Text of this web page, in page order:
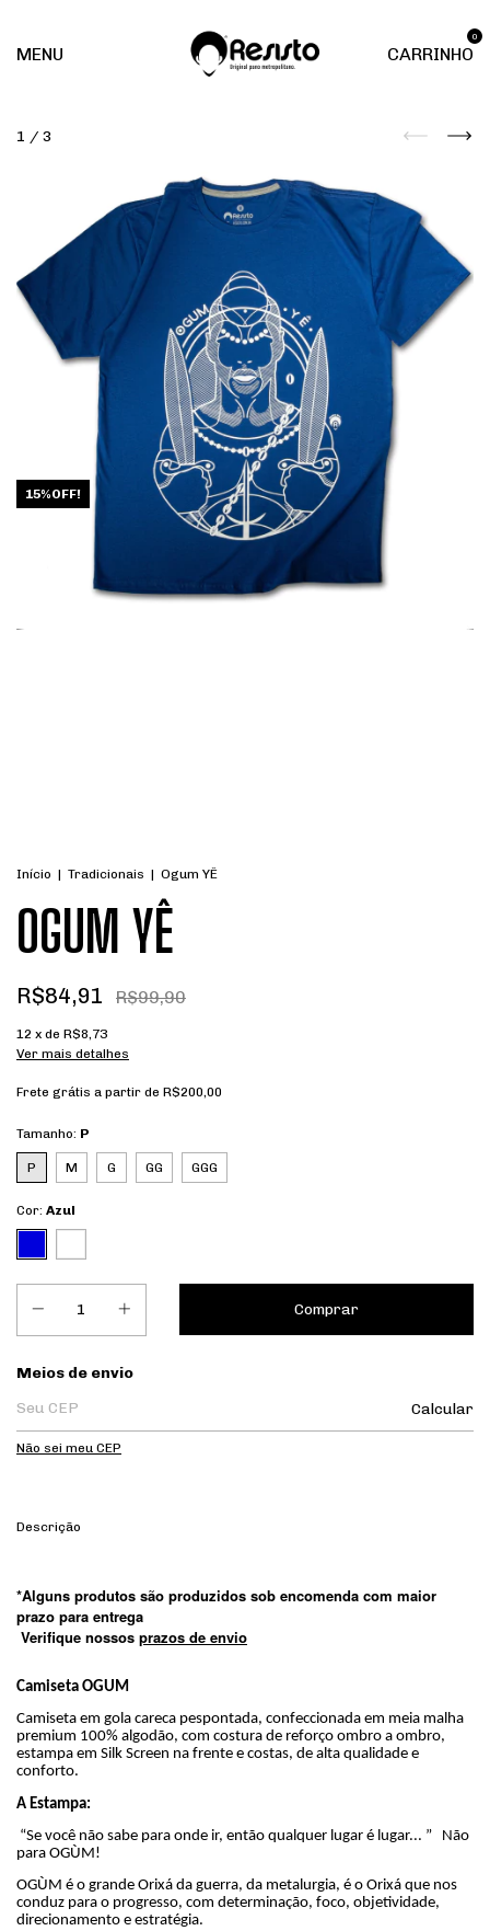
MENU CARRINHO
0
1 / 3
15%OFF!
Início | Tradicionais | Ogum YÊ
OGUM YÊ
R$84,91 R$99,90
12 x de R$8,73
Ver mais detalhes
Frete grátis a partir de R$200,00
Tamanho: P
P M G GG GGG
Cor: Azul
Entregas para o CEP:
Meios de envio
Calcular
Não sei meu CEP
Descrição
*Alguns produtos são produzidos sob encomenda com maior
prazo para entrega
Verifique nossos prazos de envio
Camiseta OGUM
Camiseta em gola careca pespontada, confeccionada em meia malha
premium 100% algodão, com costura de reforço ombro a ombro,
estampa em Silk Screen na frente e costas, de alta qualidade e
conforto.
A Estampa:
“Se você não sabe para onde ir, então qualquer lugar é lugar... ” Não
para OGÙM!
OGÙM é o grande Orixá da guerra, da metalurgia, é o Orixá que nos
conduz para o progresso, com determinação, foco, objetividade,
direcionamento e estratégia.